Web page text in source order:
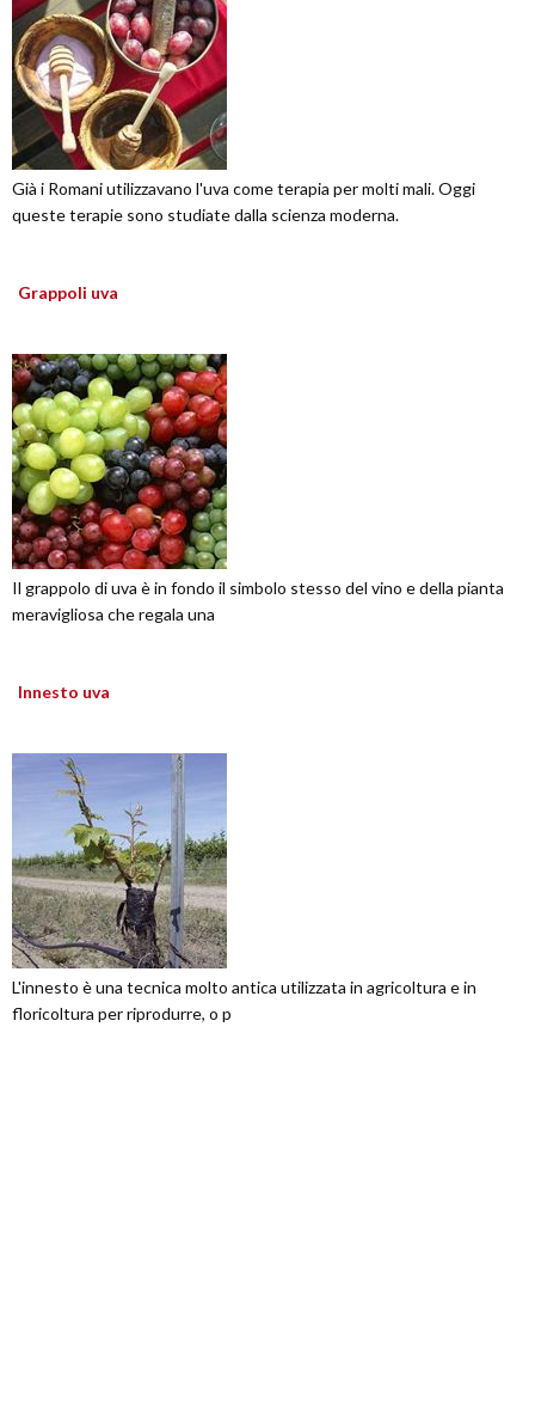
Già i Romani utilizzavano l'uva come terapia per molti mali. Oggi
queste terapie sono studiate dalla scienza moderna.
Grappoli uva
Il grappolo di uva è in fondo il simbolo stesso del vino e della pianta
meravigliosa che regala una
Innesto uva
L'innesto è una tecnica molto antica utilizzata in agricoltura e in
floricoltura per riprodurre, o p